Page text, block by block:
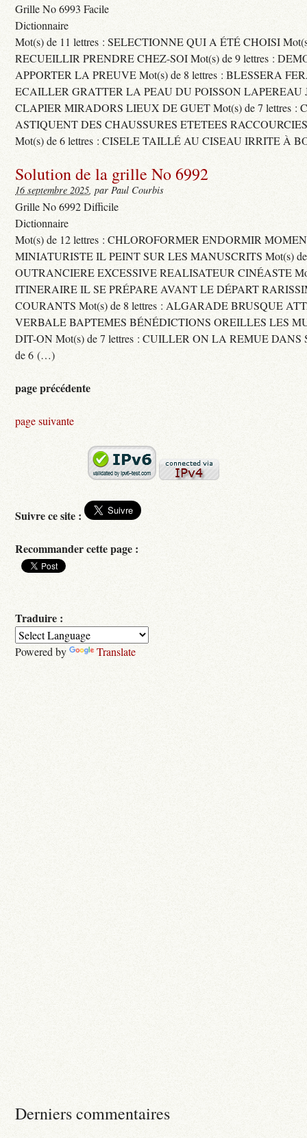
Grille No 6993 Facile
Dictionnaire
Mot(s) de 11 lettres : SELECTIONNE QUI A ÉTÉ CHOISI
RECUEILLIR PRENDRE CHEZ-SOI Mot(s) de 9 lettres :
APPORTER LA PREUVE Mot(s) de 8 lettres : BLESSERA
ECAILLER GRATTER LA PEAU DU POISSON LAPEREAU
CLAPIER MIRADORS LIEUX DE GUET Mot(s) de 7 lettres :
ASTIQUENT DES CHAUSSURES ETETEES
Mot(s) de 6 lettres : CISELE TAILLÉ AU CISEAU IRRITE À
Solution de la grille No 6992
16 septembre 2025, par Paul Courbis
Grille No 6992 Difficile
Dictionnaire
Mot(s) de 12 lettres : CHLOROFORMER ENDORMIR
MINIATURISTE IL PEINT SUR LES MANUSCRITS Mot(s) de
OUTRANCIERE EXCESSIVE REALISATEUR CINÉASTE
ITINERAIRE IL SE PRÉPARE AVANT LE DÉPART
COURANTS Mot(s) de 8 lettres : ALGARADE BRUSQUE
VERBALE BAPTEMES BÉNÉDICTIONS OREILLES LES
DIT-ON Mot(s) de 7 lettres : CUILLER ON LA REMUE DANS
de 6 (…)
page précédente
page suivante
Suivre ce site :
Recommander cette page :
Traduire :
Powered by Translate
Derniers commentaires